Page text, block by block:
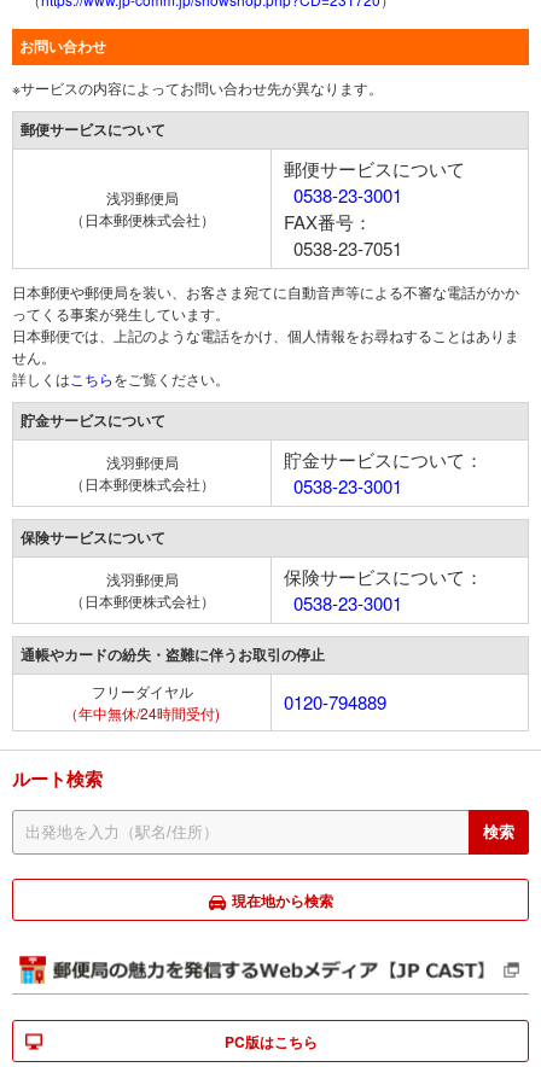
お問い合わせ
※サービスの内容によってお問い合わせ先が異なります。
郵便サービスについて
浅羽郵便局
（日本郵便株式会社）
郵便サービスについて
0538-23-3001
FAX番号：
0538-23-7051
日本郵便や郵便局を装い、お客さま宛てに自動音声等による不審な電話がかか
ってくる事案が発生しています。
日本郵便では、上記のような電話をかけ、個人情報をお尋ねすることはありま
せん。
詳しくは こちらをご覧ください。
貯金サービスについて
浅羽郵便局
（日本郵便株式会社）
貯金サービスについて：
0538-23-3001
保険サービスについて
浅羽郵便局
（日本郵便株式会社）
保険サービスについて：
0538-23-3001
通帳やカードの紛失・盗難に伴うお取引の停止
フリーダイヤル
（年中無休/24時間受付)
0120-794889
ルート検索
現在地から検索
PC版はこちら